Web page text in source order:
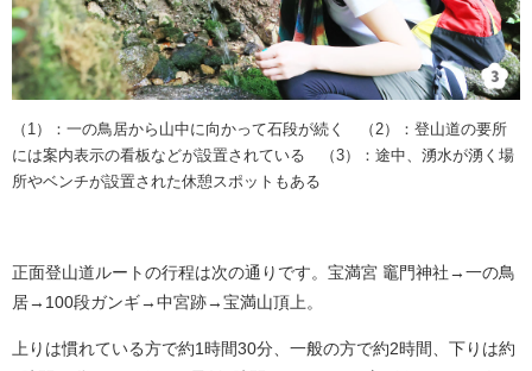
（1）：一の鳥居から山中に向かって石段が続く （2）：登山道の要所
には案内表示の看板などが設置されている （3）：途中、湧水が湧く場
所やベンチが設置された休憩スポットもある
正面登山道ルートの行程は次の通りです。宝満宮 竈門神社→一の鳥
居→100段ガンギ→中宮跡→宝満山頂上。
上りは慣れている方で約1時間30分、一般の方で約2時間、下りは約